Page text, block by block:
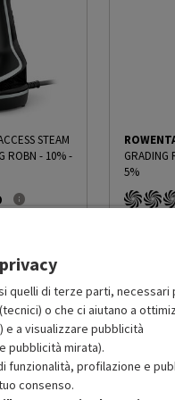
STEAM
ROBN - 10%-
da
GRADING
5%
In
quelli di terze parti, necessari
o che ci aiutano a
a visualizzare pubblicità
pubblicità mirata).
funzionalità, profilazione e
consenso.